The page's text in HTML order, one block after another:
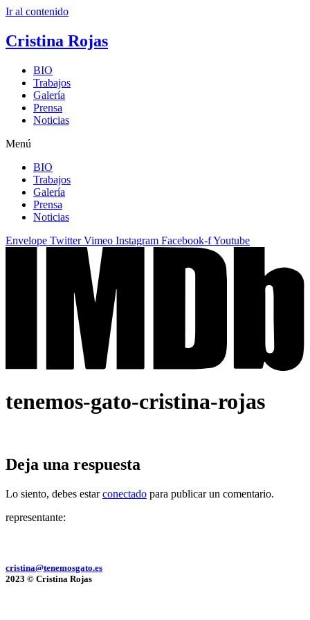
Ir al contenido
Cristina Rojas
BIO
Trabajos
Galería
Prensa
Noticias
Menú
BIO
Trabajos
Galería
Prensa
Noticias
Envelope Twitter Vimeo Instagram Facebook-fYoutube
tenemos-gato-cristina-rojas
Deja una respuesta
Lo siento, debes estarconectado para publicar un comentario.
representante:
cristina@tenemosgato.es
2023 © Cristina Rojas